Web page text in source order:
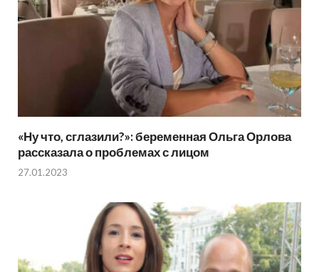
«Ну что, сглазили?»: беременная Ольга Орлова
рассказала о проблемах с лицом
27.01.2023